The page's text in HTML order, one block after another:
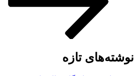
نوشته‌های تازه